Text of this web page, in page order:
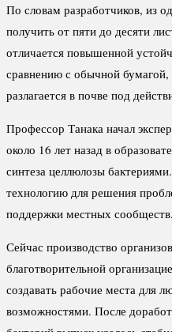
По словам разработчиков, из
получить от пяти до десяти
отличается повышенной
сравнению с обычной
разлагается в почве под
Профессор Танака начал
около 16 лет назад в
синтеза целлюлозы
технологию для решения
поддержки местных сообществ.
Сейчас производство
благотворительной
создавать рабочие места для
возможностями. После